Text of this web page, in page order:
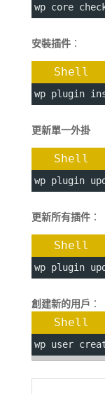
wp core
安裝插件：
Shell
wp plugin
更新單一外掛
Shell
wp plugin
更新所有插件：
Shell
wp plugin
創建新的用戶 ：
Shell
wp user